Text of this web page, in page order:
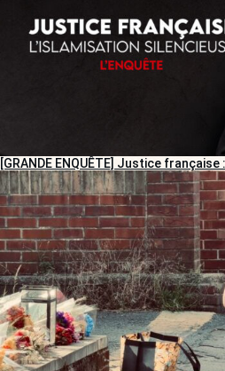
[GRANDE ENQUÊTE] Justice